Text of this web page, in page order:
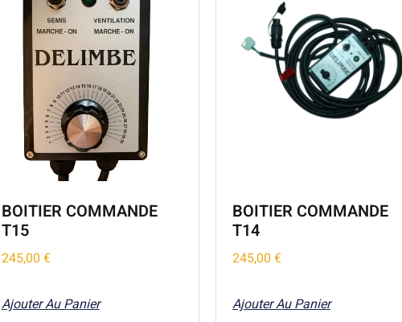
BOITIER COMMANDE
T15
245,00 €
Ajouter Au Panier
BOITIER COMMANDE
T14
245,00 €
Ajouter Au Panier